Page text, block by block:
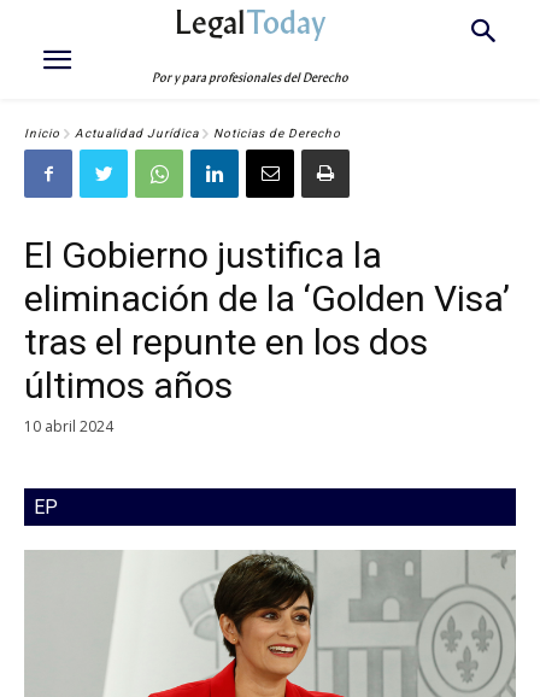
LegalToday
Por y para profesionales del Derecho
Inicio Actualidad Jurídica Noticias de Derecho
El Gobierno justifica la
eliminación de la ‘Golden Visa’
tras el repunte en los dos
últimos años
10 abril 2024
EP